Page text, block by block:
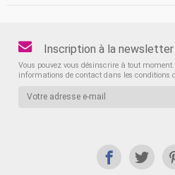
Inscription à la newsletter
Vous pouvez vous désinscrire à tout
informations de contact dans les conditions